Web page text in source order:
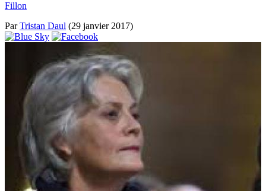
Fillon
ParTristan Daul (29 janvier 2017)